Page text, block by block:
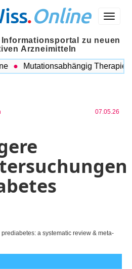
Menü
.Online
zu neuen
Arzneimitteln
Mutationsabhängig Therapie
07.05.26
a systematic review & meta-